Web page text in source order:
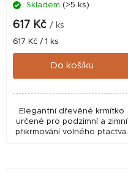
Skladem (>5 ks)
617 Kč / ks
Měrná
cena:
617 Kč / 1 ks
Do košíku
Elegantní dřevěné krmítko
určené pro podzimní a zimní
přikrmování volného ptactva.